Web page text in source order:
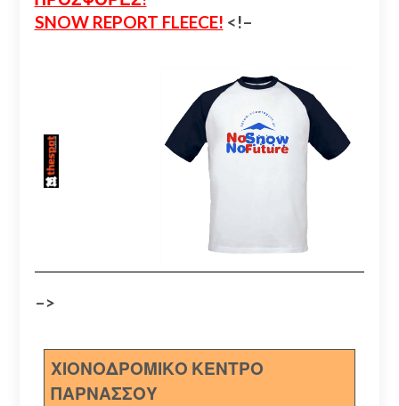
SNOW REPORT FLEECE! <!–
–>
ΧΙΟΝΟΔΡΟΜΙΚΟ ΚΕΝΤΡΟ
ΠΑΡΝΑΣΣΟΥ